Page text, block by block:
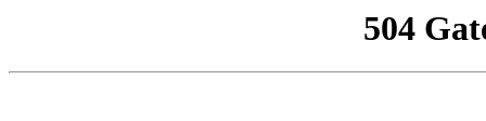
504